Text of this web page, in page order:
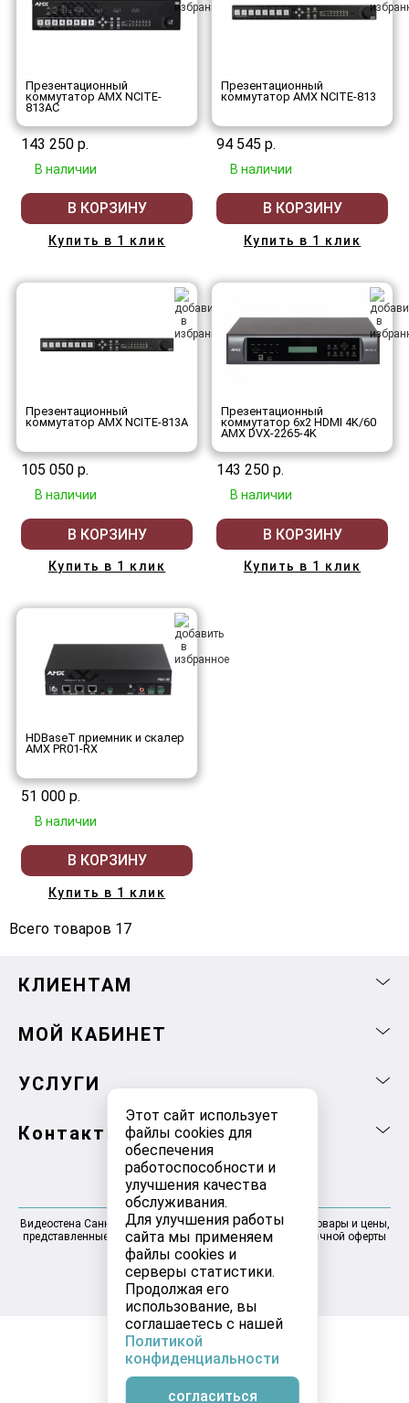
Этот сайт использует
файлы cookies для
обеспечения
работоспособности и
улучшения качества
обслуживания.
Для улучшения работы
сайта мы применяем
файлы cookies и
серверы статистики.
Продолжая его
использование, вы
соглашаетесь с нашей
Политикой
конфиденциальности
согласиться
Презентационный
коммутатор AMX NCITE-
813AC
143 250 р.
В наличии
В КОРЗИНУ
Купить в 1 клик
Презентационный
коммутатор AMX NCITE-813
94 545 р.
В наличии
В КОРЗИНУ
Купить в 1 клик
Презентационный
коммутатор AMX NCITE-813A
105 050 р.
В наличии
В КОРЗИНУ
Купить в 1 клик
Презентационный
коммутатор 6х2 HDMI 4K/60
AMX DVX-2265-4K
143 250 р.
В наличии
В КОРЗИНУ
Купить в 1 клик
HDBaseT приемник и скалер
AMX PR01-RX
51 000 р.
В наличии
В КОРЗИНУ
Купить в 1 клик
Всего товаров 17
КЛИЕНТАМ
МОЙ КАБИНЕТ
УСЛУГИ
Контакты
Видеостена Санкт-Петербург 2025-2026 © Информация, товары и цены,
представленные на сайте, не являются договором публичной оферты